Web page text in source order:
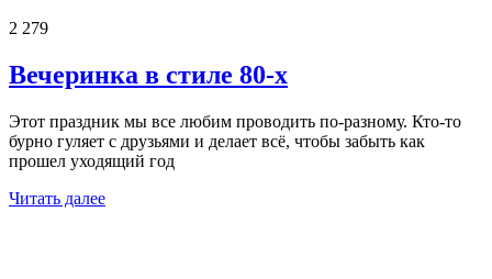
2 279
Вечеринка в стиле 80-х
Этот праздник мы все любим проводить по-разному. Кто-то
бурно гуляет с друзьями и делает всё, чтобы забыть как
прошел уходящий год
Читать далее